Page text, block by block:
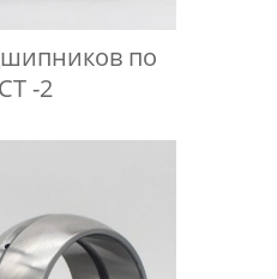
по
-2